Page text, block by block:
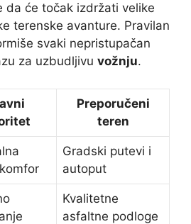
da će točak izdržati velike
terenske avanture. Pravilan
svaki nepristupačan
za uzbudljivu vožnju.
Preporučeni
teren
Gradski putevi i
autoput
Kvalitetne
asfaltne podloge